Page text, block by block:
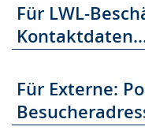
Für LWL-
Für Externe: